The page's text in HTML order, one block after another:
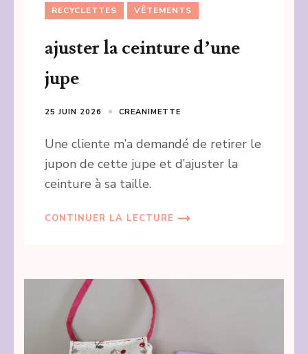
RECYCLETTES VÊTEMENTS
ajuster la ceinture d’une
jupe
25 JUIN 2026 CREANIMETTE
Une cliente m’a demandé de retirer le
jupon de cette jupe et d’ajuster la
ceinture à sa taille.
CONTINUER LA LECTURE